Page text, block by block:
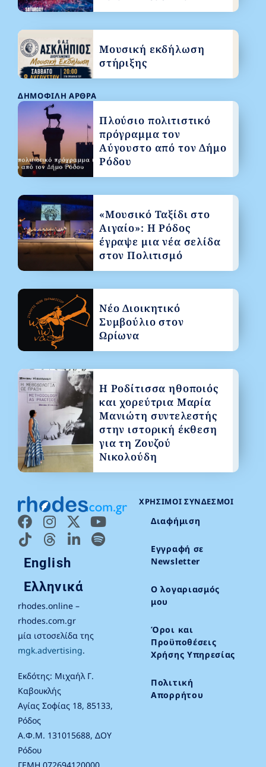
English
Ελληνικά
rhodes.online –
rhodes.com.gr
μία ιστοσελίδα της
mgk.advertising.
Εκδότης: Μιχαήλ Γ.
Καβουκλής
Αγίας Σοφίας 18, 85133,
Ρόδος
Α.Φ.Μ. 131015688, ΔΟΥ
Ρόδου
ΧΡΉΣΙΜΟΙ ΣΎΝΔΕΣΜΟΙ
Διαφήμιση
Εγγραφή σε
Newsletter
Ο λογαριασμός
μου
Όροι και
Προϋποθέσεις
Χρήσης Υπηρεσίας
Πολιτική
Απορρήτου
ΔΗΜΟΦΙΛΉ ΆΡΘΡΑ
Πλούσιο πολιτιστικό
πρόγραμμα τον
Αύγουστο από τον Δήμο
Ρόδου
«Μουσικό Ταξίδι στο
Αιγαίο»: Η Ρόδος
έγραψε μια νέα σελίδα
στον Πολιτισμό
Νέο Διοικητικό
Συμβούλιο στον
Ωρίωνα
Η Ροδίτισσα ηθοποιός
και χορεύτρια Μαρία
Μανιώτη συντελεστής
στην ιστορική έκθεση
για τη Ζουζού
Νικολούδη
Μουσική εκδήλωση
στήριξης